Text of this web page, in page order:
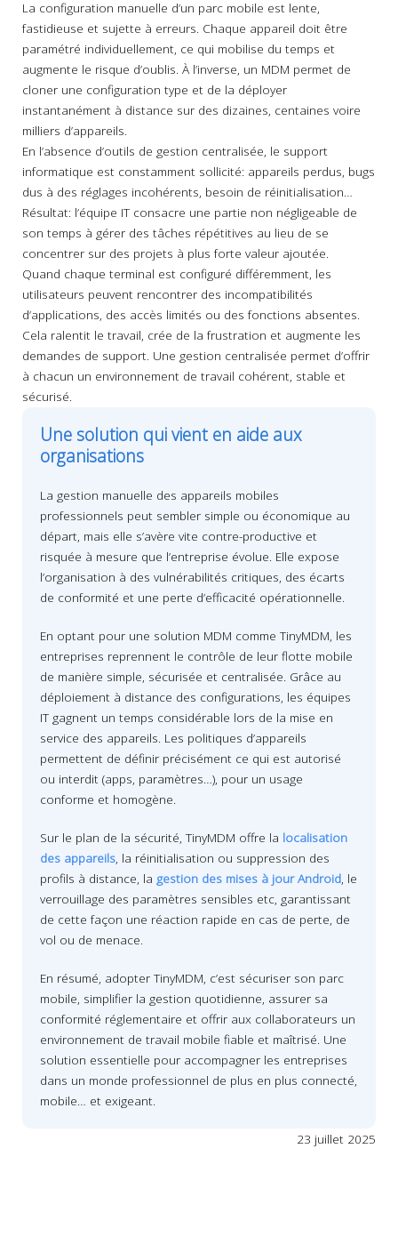
La configuration manuelle d’un parc mobile est lente,
fastidieuse et sujette à erreurs. Chaque appareil doit être
paramétré individuellement, ce qui mobilise du temps et
augmente le risque d’oublis. À l’inverse, un MDM permet de
cloner une configuration type et de la déployer
instantanément à distance sur des dizaines, centaines voire
milliers d’appareils.
En l’absence d’outils de gestion centralisée, le support
informatique est constamment sollicité: appareils perdus, bugs
dus à des réglages incohérents, besoin de réinitialisation…
Résultat: l’équipe IT consacre une partie non négligeable de
son temps à gérer des tâches répétitives au lieu de se
concentrer sur des projets à plus forte valeur ajoutée.
Quand chaque terminal est configuré différemment, les
utilisateurs peuvent rencontrer des incompatibilités
d’applications, des accès limités ou des fonctions absentes.
Cela ralentit le travail, crée de la frustration et augmente les
demandes de support. Une gestion centralisée permet d’offrir
à chacun un environnement de travail cohérent, stable et
sécurisé.
Une solution qui vient en aide aux
organisations
La gestion manuelle des appareils mobiles
professionnels peut sembler simple ou économique au
départ, mais elle s’avère vite contre-productive et
risquée à mesure que l’entreprise évolue. Elle expose
l’organisation à des vulnérabilités critiques, des écarts
de conformité et une perte d’efficacité opérationnelle.
En optant pour une solution MDM comme TinyMDM, les
entreprises reprennent le contrôle de leur flotte mobile
de manière simple, sécurisée et centralisée. Grâce au
déploiement à distance des configurations, les équipes
IT gagnent un temps considérable lors de la mise en
service des appareils. Les politiques d’appareils
permettent de définir précisément ce qui est autorisé
ou interdit (apps, paramètres…), pour un usage
conforme et homogène.
Sur le plan de la sécurité, TinyMDM offre la localisation
des appareils, la réinitialisation ou suppression des
profils à distance, la gestion des mises à jour Android, le
verrouillage des paramètres sensibles etc, garantissant
de cette façon une réaction rapide en cas de perte, de
vol ou de menace.
En résumé, adopter TinyMDM, c’est sécuriser son parc
mobile, simplifier la gestion quotidienne, assurer sa
conformité réglementaire et offrir aux collaborateurs un
environnement de travail mobile fiable et maîtrisé. Une
solution essentielle pour accompagner les entreprises
dans un monde professionnel de plus en plus connecté,
mobile… et exigeant.
23 juillet 2025